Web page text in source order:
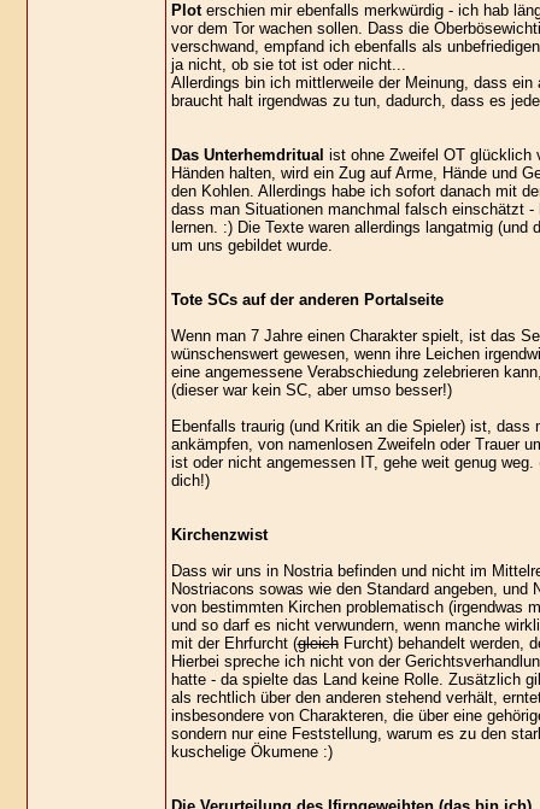
Ploterschien mir ebenfalls merkwürdig - ich hab
vor dem Tor wachen sollen. Dass die
verschwand, empfand ich ebenfalls als
ja nicht, ob sie tot ist oder nicht...
Allerdings bin ich mittlerweile der Meinung, dass
braucht halt irgendwas zu tun, dadurch, dass es
Das Unterhemdritual ist ohne Zweifel OT glücklich
Händen halten, wird ein Zug auf Arme, Hände und
den Kohlen. Allerdings habe ich sofort danach mit
dass man Situationen manchmal falsch einschätzt
lernen. :) Die Texte waren allerdings langatmig
um uns gebildet wurde.
Tote SCs auf der anderen Portalseite
Wenn man 7 Jahre einen Charakter spielt, ist das
wünschenswert gewesen, wenn ihre Leichen
eine angemessene Verabschiedung zelebrieren
(dieser war kein SC, aber umso besser!)
Ebenfalls traurig (und Kritik an die Spieler) ist,
ankämpfen, von namenlosen Zweifeln oder Trauer
ist oder nicht angemessen IT, gehe weit genug
dich!)
Kirchenzwist
Dass wir uns in Nostria befinden und nicht im
Nostriacons sowas wie den Standard angeben,
von bestimmten Kirchen problematisch (irgendwas
und so darf es nicht verwundern, wenn manche
mit der Ehrfurcht (gleichFurcht) behandelt werden,
Hierbei spreche ich nicht von der
hatte - da spielte das Land keine Rolle. Zusätzlich
als rechtlich über den anderen stehend verhält,
insbesondere von Charakteren, die über eine
sondern nur eine Feststellung, warum es zu den
kuschelige Ökumene :)